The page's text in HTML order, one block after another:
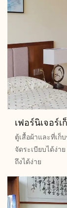
เฟอร์นิเจอร์เ
ตู้เสื้อผ้าและที่เก็
จัดระเบียบได้ง่า
ถึงได้ง่าย